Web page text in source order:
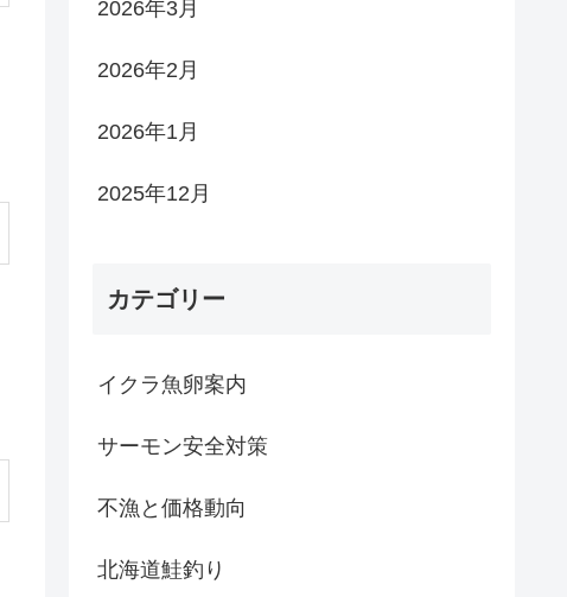
2026年3月
2026年2月
2026年1月
2025年12月
カテゴリー
イクラ魚卵案内
サーモン安全対策
不漁と価格動向
北海道鮭釣り